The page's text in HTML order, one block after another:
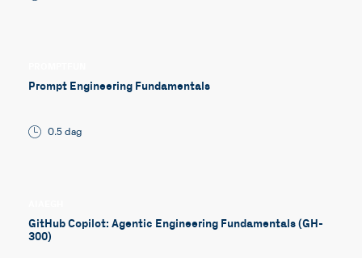
Prompt Engineering Fundamentals
0.5 dag
GitHub Copilot: Agentic Engineering Fundamentals (GH-
300)